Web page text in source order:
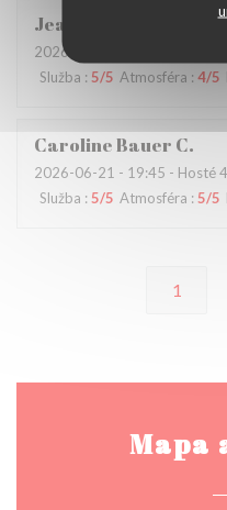
Jean-Claude
2026-06-25
Služba : 5/5 Atmosféra : 4/5
Caroline Bauer C
2026-06-21 - 19:45 - Hosté 4
Služba : 5/5 Atmosféra : 5/5
1
Mapa